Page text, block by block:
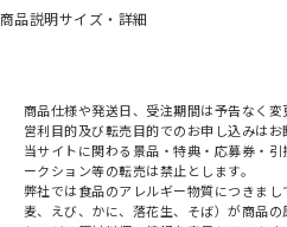
商品説明サイズ・詳細
商品仕様や発送日、受注期間は予告なく変
営利目的及び転売目的でのお申し込みはお
当サイトに関わる景品・特典・応募券・
ークション等の転売は禁止とします。
弊社では食品のアレルギー物質につきま
麦、えび、かに、落花生、そば）が商品